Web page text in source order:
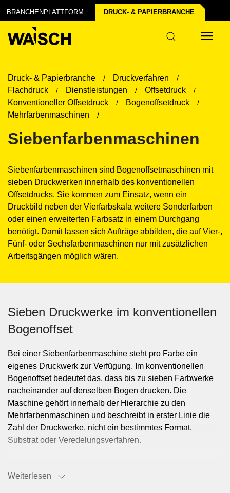
BRANCHENPLATTFORM DRUCK- & PAPIER­BRANCHE
Druck- & Papierbranche
Druckverfahren
Flachdruck
Dienstleistungen
Offsetdruck
Konventioneller Offsetdruck
Bogenoffsetdruck
Mehrfarbenmaschinen
Siebenfarbenmaschinen
Siebenfarbenmaschinen sind Bogenoffsetmaschinen mit
sieben Druckwerken innerhalb des konventionellen
Offsetdrucks. Sie kommen zum Einsatz, wenn ein
Druckbild neben der Vierfarbskala weitere Sonderfarben
oder einen erweiterten Farbsatz in einem Durchgang
benötigt. Damit lassen sich Aufträge abbilden, die auf Vier-,
Fünf- oder Sechsfarbenmaschinen nur mit zusätzlichen
Arbeitsgängen möglich wären.
Sieben Druckwerke im konventionellen
Bogenoffset
Bei einer Siebenfarbenmaschine steht pro Farbe ein
eigenes Druckwerk zur Verfügung. Im konventionellen
Bogenoffset bedeutet das, dass bis zu sieben Farbwerke
nacheinander auf denselben Bogen drucken. Die
Maschine gehört innerhalb der Hierarchie zu den
Mehrfarbenmaschinen und beschreibt in erster Linie die
Zahl der Druckwerke, nicht ein bestimmtes Format,
Substrat oder Veredelungsverfahren.
Typische Aufträge mit sieben Farben in
Weiterlesen